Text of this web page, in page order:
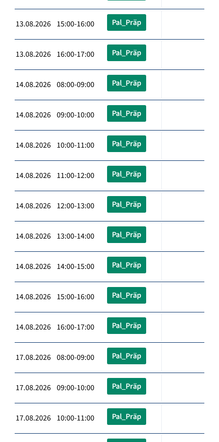
13.08.2026 15:00-16:00 Pal_Präp
13.08.2026 16:00-17:00 Pal_Präp
14.08.2026 08:00-09:00 Pal_Präp
14.08.2026 09:00-10:00 Pal_Präp
14.08.2026 10:00-11:00 Pal_Präp
14.08.2026 11:00-12:00 Pal_Präp
14.08.2026 12:00-13:00 Pal_Präp
14.08.2026 13:00-14:00 Pal_Präp
14.08.2026 14:00-15:00 Pal_Präp
14.08.2026 15:00-16:00 Pal_Präp
14.08.2026 16:00-17:00 Pal_Präp
17.08.2026 08:00-09:00 Pal_Präp
17.08.2026 09:00-10:00 Pal_Präp
17.08.2026 10:00-11:00 Pal_Präp